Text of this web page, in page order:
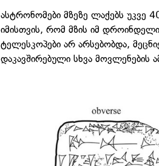
ასტრონომები მზეზე ლაქებს უკვე
იმისთვის, რომ მზის იმ
ტელესკოპები არ არსებობდა,
დაკავშირებული სხვა მოვლენების